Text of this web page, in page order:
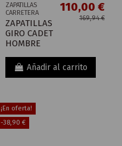
ZAPATILLAS
CARRETERA
ZAPATILLAS
GIRO CADET
HOMBRE
110,00 €
169,94 €
Añadir al carrito
¡En oferta!
-38,90 €